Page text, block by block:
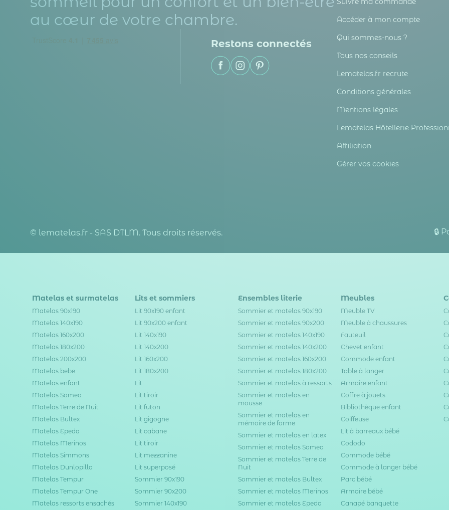
au cœur de votre chambre.
Restons connectés
Accéder à mon compte
Qui sommes-nous ?
Tous nos conseils
Lematelas.fr recrute
Conditions générales
Mentions légales
Lematelas Hôtellerie
Affiliation
Gérer vos cookies
© lematelas.fr - SAS DTLM. Tous droits réservés. 🔒
Matelas et surmatelas
Matelas 90x190
Matelas 140x190
Matelas 160x200
Matelas 180x200
Matelas 200x200
Matelas bebe
Matelas enfant
Matelas Someo
Matelas Terre de Nuit
Matelas Bultex
Matelas Epeda
Matelas Merinos
Matelas Simmons
Matelas Dunlopillo
Matelas Tempur
Matelas Tempur One
Matelas ressorts ensachés
Lits et sommiers
Lit 90x190 enfant
Lit 90x200 enfant
Lit 140x190
Lit 140x200
Lit 160x200
Lit 180x200
Lit
Lit tiroir
Lit futon
Lit gigogne
Lit cabane
Lit tiroir
Lit mezzanine
Lit superposé
Sommier 90x190
Sommier 90x200
Sommier 140x190
Ensembles literie
Sommier et matelas 90x190
Sommier et matelas 90x200
Sommier et matelas 140x190
Sommier et matelas 140x200
Sommier et matelas 160x200
Sommier et matelas 180x200
Sommier et matelas à ressorts
Sommier et matelas en
mousse
Sommier et matelas en
mémoire de forme
Sommier et matelas en latex
Sommier et matelas Someo
Sommier et matelas Terre de
Nuit
Sommier et matelas Bultex
Sommier et matelas Merinos
Sommier et matelas Epeda
Meubles
Meuble TV
Meuble à chaussures
Fauteuil
Chevet enfant
Commode enfant
Table à langer
Armoire enfant
Coffre à jouets
Bibliothèque enfant
Coiffeuse
Lit à barreaux bébé
Cododo
Commode bébé
Commode à langer bébé
Parc bébé
Armoire bébé
Canapé banquette